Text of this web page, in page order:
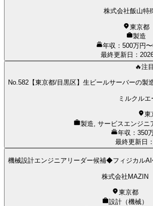
株式会社飯山特
東京都
製造
年収：500万円
最終更新日 ：
🔥注
No.582【東京都/目黒区】生ビールサーバーの
ミルクルエ
東
製造, サービスエンジニ
年収：350
最終更新日 ：
機械設計エンジニアリーダー候補◆フィジカル
株式会社MAZIN
東京都
設計（機械）